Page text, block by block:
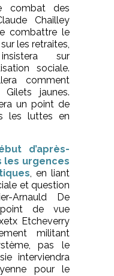
combat des
Chailley
combattre le
les retraites,
sur
sociale.
comment
jaunes.
un point de
les luttes en
d’après-
les urgences
, en liant
et question
Arnauld De
de vue
Etcheverry
militant
pas le
interviendra
pour le